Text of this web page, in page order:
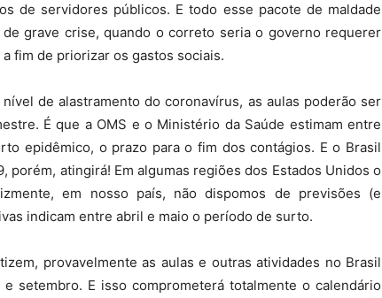
de servidores públicos. E todo esse pacote de maldade
grave crise, quando o correto seria o governo requerer
fim de priorizar os gastos sociais.
de alastramento do coronavírus, as aulas poderão ser
É que a OMS e o Ministério da Saúde estimam entre
epidêmico, o prazo para o fim dos contágios. E o Brasil
porém, atingirá! Em algumas regiões dos Estados Unidos o
em nosso país, não dispomos de previsões (e
indicam entre abril e maio o período de surto.
provavelmente as aulas e outras atividades no Brasil
setembro. E isso comprometerá totalmente o calendário